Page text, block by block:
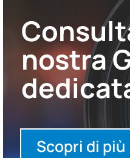
nostra
Scopri di più